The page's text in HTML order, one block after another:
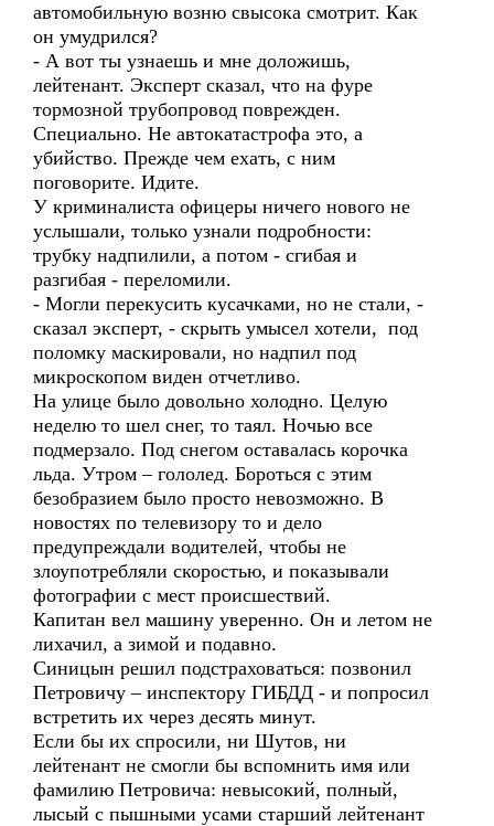
автомобильную возню свысока смотрит. Как
он умудрился?
- А вот ты узнаешь и мне доложишь,
лейтенант. Эксперт сказал, что на фуре
тормозной трубопровод поврежден.
Специально. Не автокатастрофа это, а
убийство. Прежде чем ехать, с ним
поговорите. Идите.
У криминалиста офицеры ничего нового не
услышали, только узнали подробности:
трубку надпилили, а потом - сгибая и
разгибая - переломили.
- Могли перекусить кусачками, но не стали, -
сказал эксперт, - скрыть умысел хотели, под
поломку маскировали, но надпил под
микроскопом виден отчетливо.
На улице было довольно холодно. Целую
неделю то шел снег, то таял. Ночью все
подмерзало. Под снегом оставалась корочка
льда. Утром – гололед. Бороться с этим
безобразием было просто невозможно. В
новостях по телевизору то и дело
предупреждали водителей, чтобы не
злоупотребляли скоростью, и показывали
фотографии с мест происшествий.
Капитан вел машину уверенно. Он и летом не
лихачил, а зимой и подавно.
Синицын решил подстраховаться: позвонил
Петровичу – инспектору ГИБДД - и попросил
встретить их через десять минут.
Если бы их спросили, ни Шутов, ни
лейтенант не смогли бы вспомнить имя или
фамилию Петровича: невысокий, полный,
лысый с пышными усами старший лейтенант